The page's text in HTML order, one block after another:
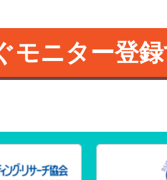
モニター登